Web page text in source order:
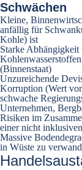
Schwächen
Kleine,
anfällig für
Kohle) ist
Starke Abhängigkeit
(Binnenstaat)
Unzureichende
Korruption (Wert
schwache
Unternehmen,
Risiken im
einer nicht
Massive
in Wüste zu